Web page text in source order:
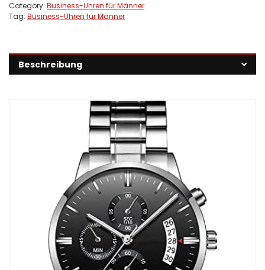
Category: Business-Uhren für Männer
Tag: Business-Uhren für Männer
Beschreibung